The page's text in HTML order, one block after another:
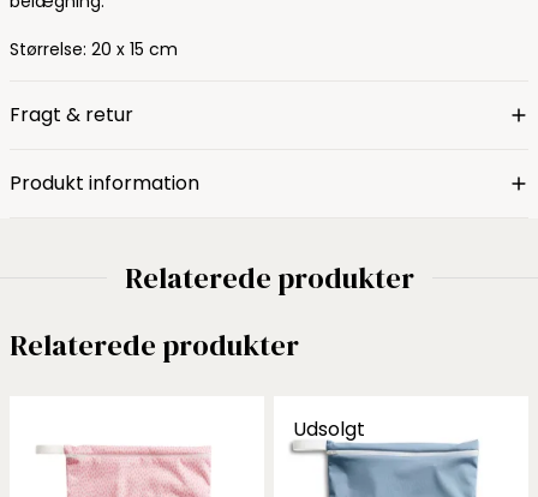
Størrelse: 20 x 15 cm
Fragt & retur
Produkt information
Relaterede produkter
Relaterede produkter
Udsolgt